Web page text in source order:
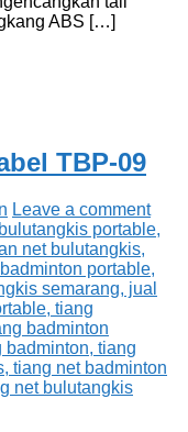
ABS […]
TBP-09
Leave a comment